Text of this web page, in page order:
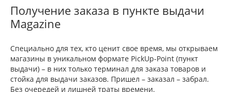
Получение заказа в пункте выдачи
Magazine
Специально для тех, кто ценит свое время, мы открываем
магазины в уникальном формате PickUp-Point (пункт
выдачи) – в них только терминал для заказа товаров и
стойка для выдачи заказов. Пришел – заказал – забрал.
Без очередей и лишней траты времени.